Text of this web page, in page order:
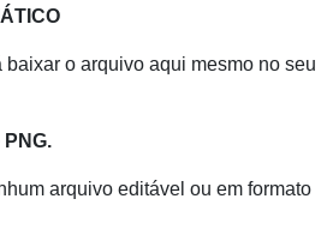
o arquivo aqui mesmo no seu
PNG.
arquivo editável ou em formato